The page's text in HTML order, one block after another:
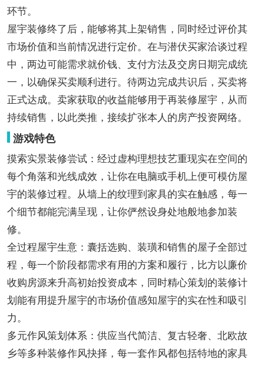
环节。
屋宇装修终了后，能够将其上架销售，同时经过评价其
市场价值和当前情况进行定价。在与潜伏买家洽谈过程
中，两边可能需求就价钱、支付方法及交房日期完成统
一，以确保买卖顺利进行。待两边完成共识后，买卖将
正式达成。卖家获取的收益能够用于再装修屋宇，从而
持续销售，以此类推，接续扩张本人的房产投资网络。
游戏特色
摸索实景装修尝试：经过虚构理想技艺重现实在空间的
每个角落和光线成效，让你在电脑或手机上便可模仿屋
宇的装修过程。从墙上的纹理到家具的实在触感，每一
个细节都能完满呈现，让你俨然设身处地般地参加装
修。
全过程屋宇生意：囊括选购、装璜和销售的屋子全部过
程，每一个阶段都需求有用的方案和履行，比方以廉价
收购房源来升高初始投资成本，同时精心策划的装修计
划能有用提升屋宇的市场价值感知屋宇的实在性和吸引
力。
多元作风策划体系：供应当代简洁、复古轻奢、北欧故
乡等多种装修作风抉择，每一套作风都包括特地的家具